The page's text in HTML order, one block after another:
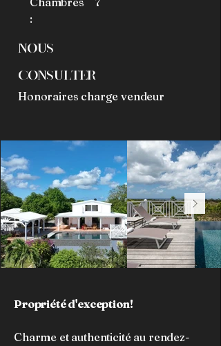
:
Nous
consulter
Honoraires charge vendeur
Propriété d'exception!
Charme et authenticité au rendez-